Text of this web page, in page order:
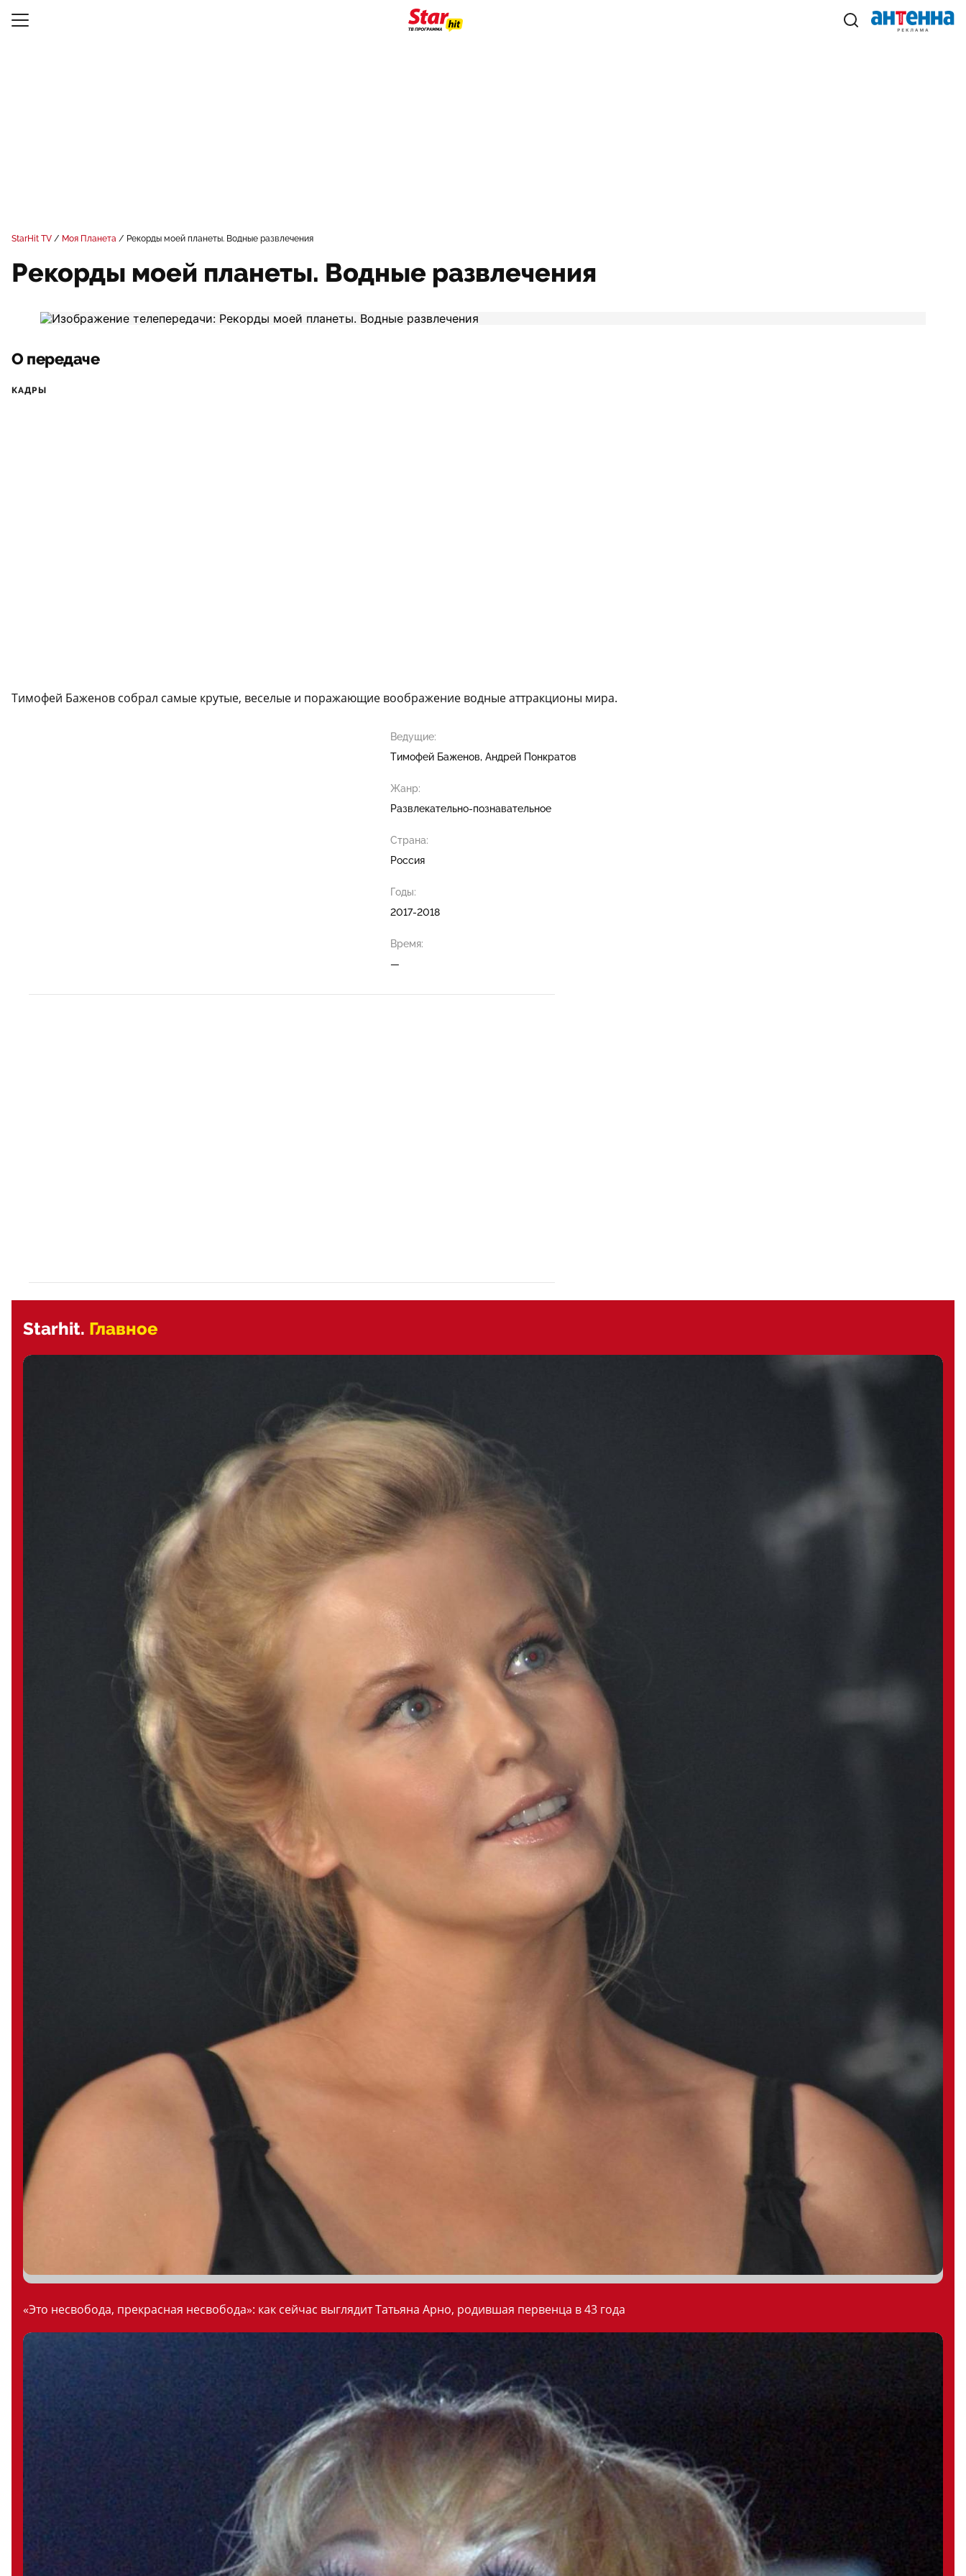
StarHit TV Моя Планета Рекорды моей планеты. Водные развлечения
Рекорды моей планеты. Водные развлечения
О передаче
КАДРЫ
Тимофей Баженов собрал самые крутые, веселые и поражающие воображение водные аттракционы мира.
Ведущие:
Тимофей Баженов Андрей Понкратов
Жанр:
Развлекательно-познавательное
Страна:
Россия
Годы:
2017-2018
Время:
—
Starhit. Главное
«Это несвобода, прекрасная несвобода»: как сейчас выглядит Татьяна Арно, родившая первенца в 43 года